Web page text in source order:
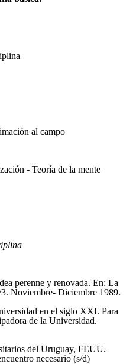
al campo
- Teoría de la mente
perenne y renovada. En: La
Noviembre- Diciembre 1989.
en el siglo XXI. Para
de la Universidad.
del Uruguay, FEUU.
necesario (s/d)